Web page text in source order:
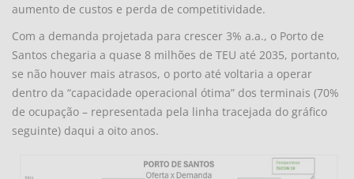
aumento de custos e perda de competitividade.
Com a demanda projetada para crescer 3% a.a., o Porto de
Santos chegaria a quase 8 milhões de TEU até 2035, portanto,
se não houver mais atrasos, o porto até voltaria a operar
dentro da “capacidade operacional ótima” dos terminais (70%
de ocupação – representada pela linha tracejada do gráfico
seguinte) daqui a oito anos.